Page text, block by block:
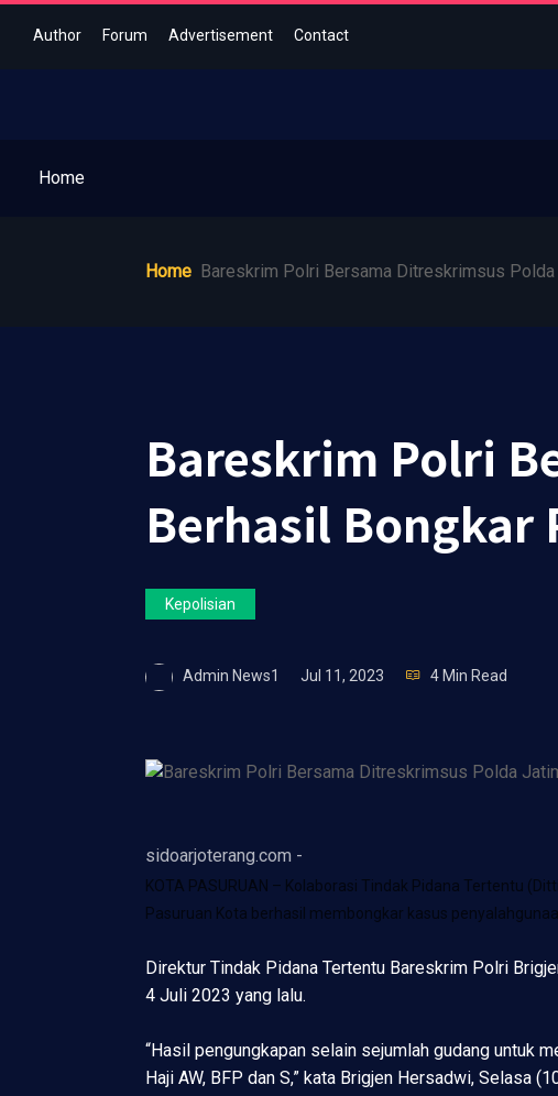
Author Forum Advertisement Contact
Home
Home Bareskrim Polri Bersama Ditreskrimsus
Bareskrim Polri
Berhasil Bongkar
Kepolisian
Admin News1 Jul 11, 2023 4 Min Read
sidoarjoterang.com -
KOTA PASURUAN – Kolaborasi Tindak Pidana Tertentu
Pasuruan Kota berhasil membongkar kasus
Direktur Tindak Pidana Tertentu Bareskrim Polri
4 Juli 2023 yang lalu.
“Hasil pengungkapan selain sejumlah gudang untuk
Haji AW, BFP dan S,” kata Brigjen Hersadwi, Selasa